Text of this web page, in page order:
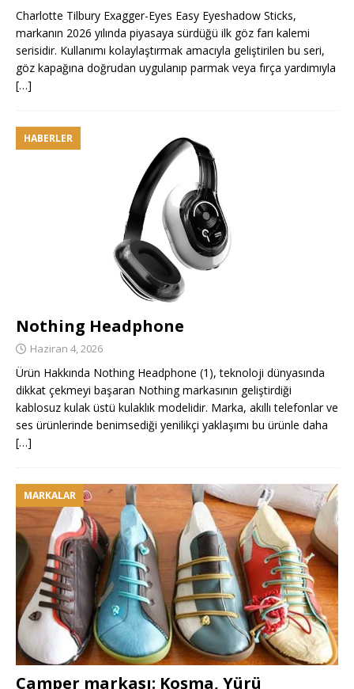
Charlotte Tilbury Exagger-Eyes Easy Eyeshadow Sticks,
markanın 2026 yılında piyasaya sürdüğü ilk göz farı kalemi
serisidir. Kullanımı kolaylaştırmak amacıyla geliştirilen bu seri,
göz kapağına doğrudan uygulanıp parmak veya fırça yardımıyla
[…]
HABERLER
Nothing Headphone
Haziran 4, 2026
Ürün Hakkında Nothing Headphone (1), teknoloji dünyasında
dikkat çekmeyi başaran Nothing markasının geliştirdiği
kablosuz kulak üstü kulaklık modelidir. Marka, akıllı telefonlar ve
ses ürünlerinde benimsediği yenilikçi yaklaşımı bu ürünle daha
[…]
MARKALAR
Camper markası: Koşma, Yürü